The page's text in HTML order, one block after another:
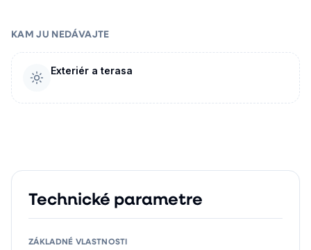
KAM JU NEDÁVAJTE
Exteriér a terasa
Technické parametre
ZÁKLADNÉ VLASTNOSTI